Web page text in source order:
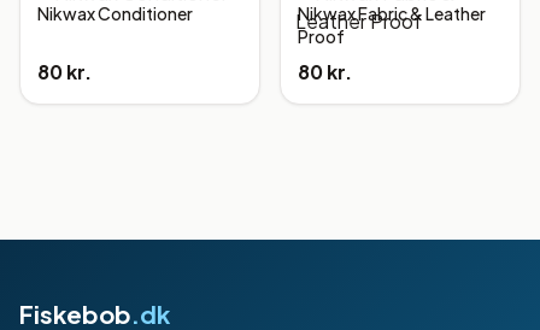
Nikwax Conditioner
80 kr.
Nikwax Fabric & Leather
Proof
80 kr.
Fiskebob.dk